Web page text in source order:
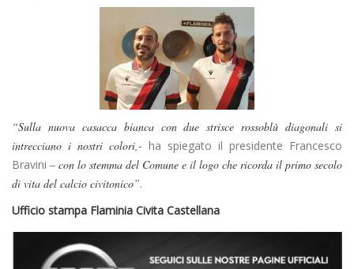
“Sulla nuova casacca bianca con due strisce rossoblù diagonali si
intrecciano i nostri colori,- ha spiegato il presidente Francesco
Bravini – con lo stemma del Comune e il logo che ricorda il primo secolo
di vita del calcio civitonico”.
Ufficio stampa Flaminia Civita Castellana